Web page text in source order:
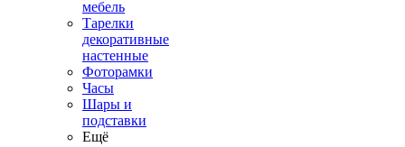
мебель
Тарелки
декоративные
настенные
Фоторамки
Часы
Шары и
подставки
Ещё